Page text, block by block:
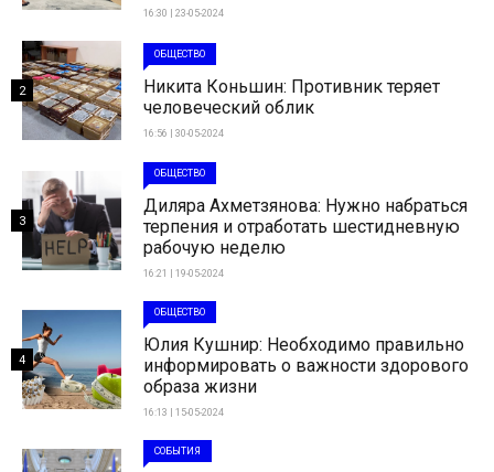
16:30 | 23-05-2024
ОБЩЕСТВО
Никита Коньшин: Противник теряет
человеческий облик
16:56 | 30-05-2024
2
ОБЩЕСТВО
Диляра Ахметзянова: Нужно набраться
терпения и отработать шестидневную
рабочую неделю
16:21 | 19-05-2024
3
ОБЩЕСТВО
Юлия Кушнир: Необходимо правильно
информировать о важности здорового
образа жизни
16:13 | 15-05-2024
4
СОБЫТИЯ